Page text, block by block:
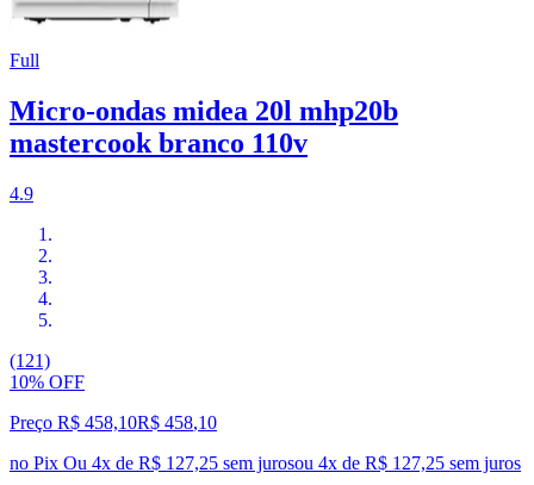
Full
Micro-ondas midea 20l mhp20b
mastercook branco 110v
4.9
(121)
10% OFF
Preço R$ 458,10R$ 458,10
no Pix Ou 4x de R$ 127,25 sem jurosou 4x de R$ 127,25 sem juros